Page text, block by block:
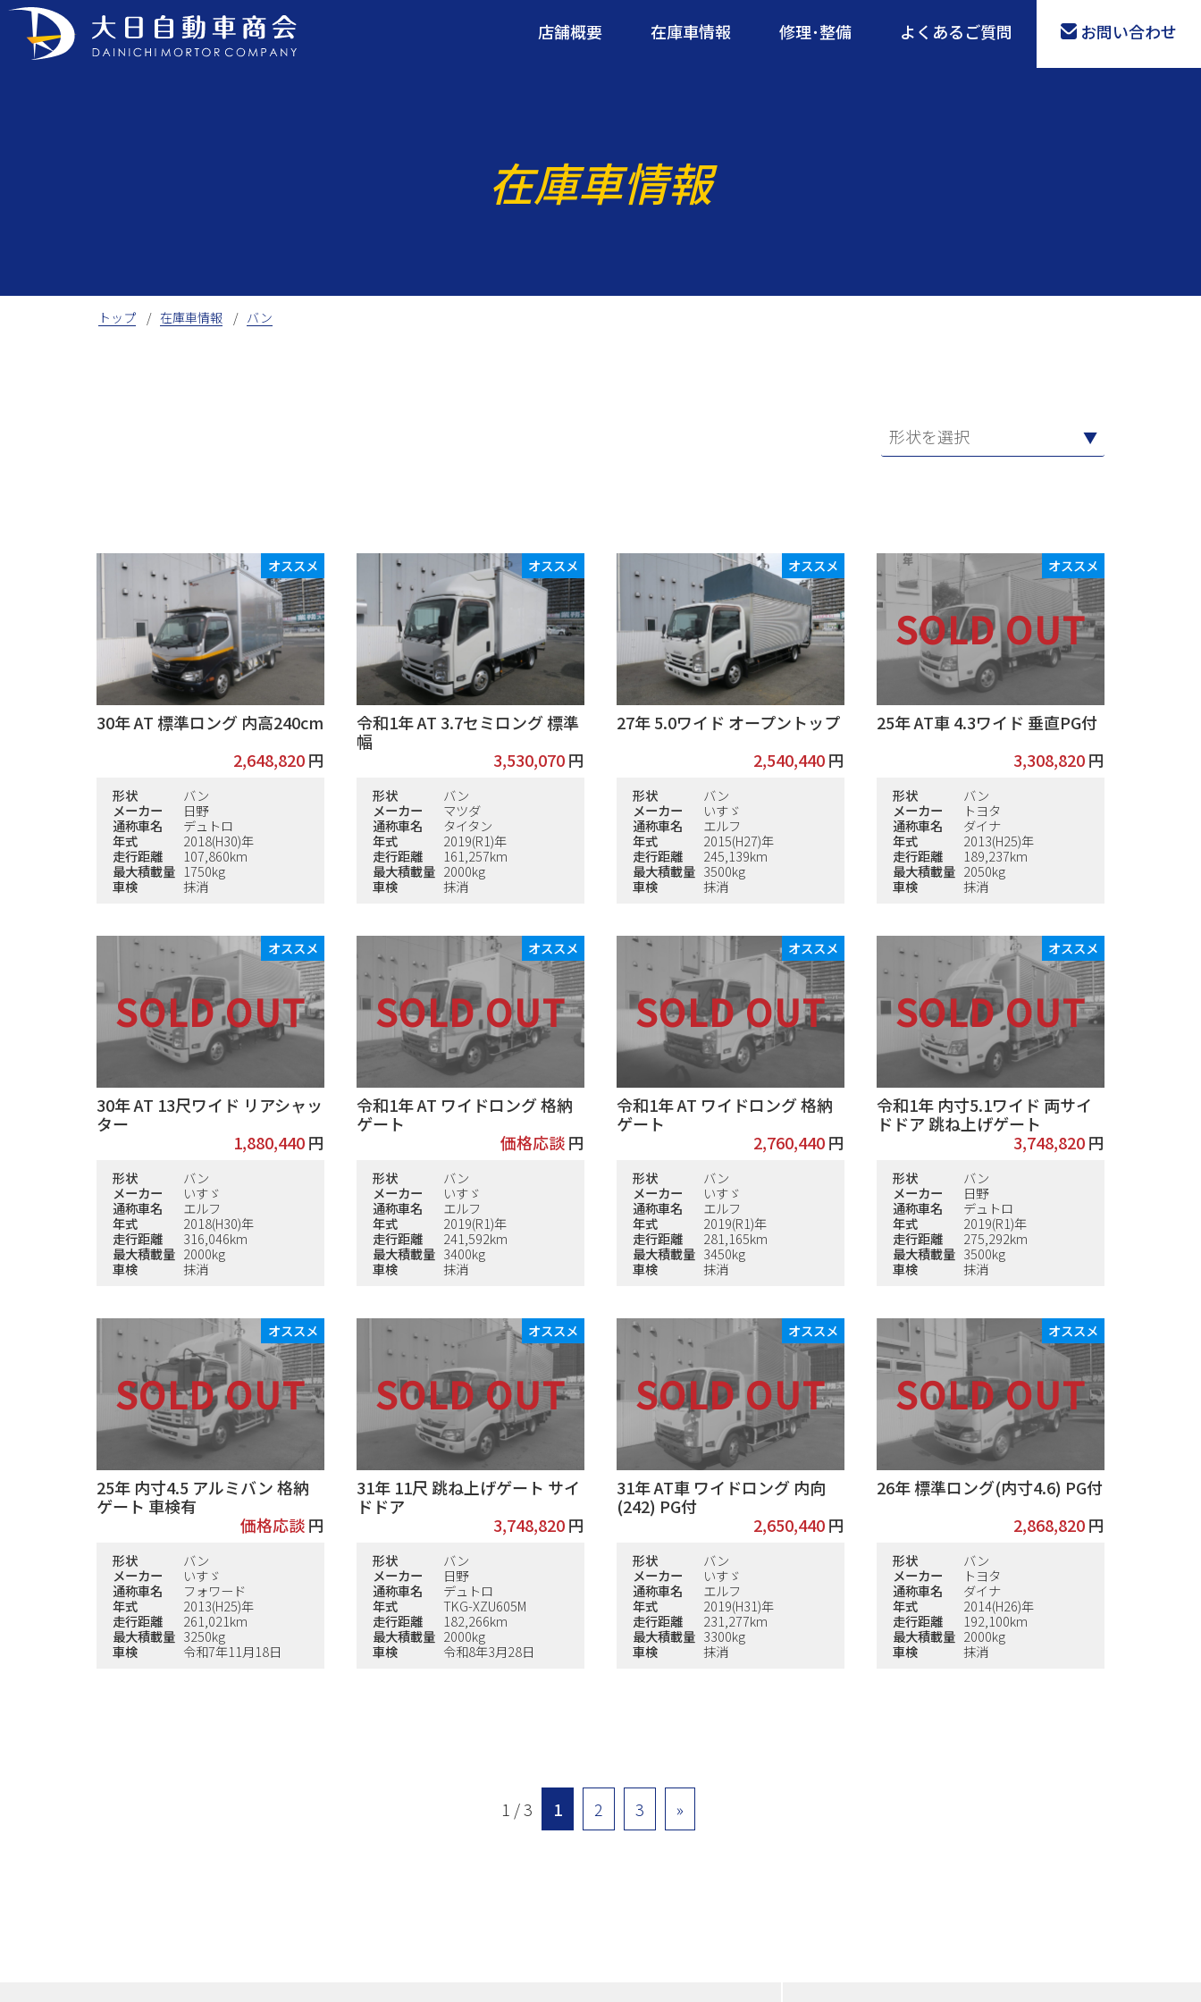
Skip
content
店舗概要 在庫車情報 修理･整備 よくあるご質問 お問い合わせ
在庫車情報
トップ 在庫車情報 バン
オススメ
30年 AT 標準ロング 内高240cm
2,648,820円
形状
バン
メーカー
日野
通称車名
デュトロ
年式
2018(H30)年
走行距離
107,860km
最大積載量 1750kg
車検
抹消
オススメ
令和1年 AT 3.7セミロング 標準
幅
3,530,070円
形状
バン
メーカー
マツダ
通称車名
タイタン
年式
2019(R1)年
走行距離
161,257km
最大積載量 2000kg
車検
抹消
オススメ
27年 5.0ワイド オープントップ
2,540,440円
形状
バン
メーカー
いすゞ
通称車名
エルフ
年式
2015(H27)年
走行距離
245,139km
最大積載量 3500kg
車検
抹消
オススメ
25年 AT車 4.3ワイド 垂直PG付
3,308,820円
形状
バン
メーカー
トヨタ
通称車名
ダイナ
年式
2013(H25)年
走行距離
189,237km
最大積載量 2050kg
車検
抹消
オススメ
30年 AT 13尺ワイド リアシャッ
ター
1,880,440円
形状
バン
メーカー
いすゞ
通称車名
エルフ
年式
2018(H30)年
走行距離
316,046km
最大積載量 2000kg
車検
抹消
オススメ
令和1年 AT ワイドロング 格納
ゲート
価格応談円
形状
バン
メーカー
いすゞ
通称車名
エルフ
年式
2019(R1)年
走行距離
241,592km
最大積載量 3400kg
車検
抹消
オススメ
令和1年 AT ワイドロング 格納
ゲート
2,760,440円
形状
バン
メーカー
いすゞ
通称車名
エルフ
年式
2019(R1)年
走行距離
281,165km
最大積載量 3450kg
車検
抹消
オススメ
令和1年 内寸5.1ワイド 両サイ
ドドア 跳ね上げゲート
3,748,820円
形状
バン
メーカー
日野
通称車名
デュトロ
年式
2019(R1)年
走行距離
275,292km
最大積載量 3500kg
車検
抹消
オススメ
25年 内寸4.5 アルミバン 格納
ゲート 車検有
価格応談円
形状
バン
メーカー
いすゞ
通称車名
フォワード
年式
2013(H25)年
走行距離
261,021km
最大積載量 3250kg
車検
令和7年11月18日
オススメ
31年 11尺 跳ね上げゲート サイ
ドドア
3,748,820円
形状
バン
メーカー
日野
通称車名
デュトロ
年式
TKG-XZU605M
走行距離
182,266km
最大積載量 2000kg
車検
令和8年3月28日
オススメ
31年 AT車 ワイドロング 内向
(242) PG付
2,650,440円
形状
バン
メーカー
いすゞ
通称車名
エルフ
年式
2019(H31)年
走行距離
231,277km
最大積載量 3300kg
車検
抹消
オススメ
26年 標準ロング(内寸4.6) PG付
2,868,820円
形状
バン
メーカー
トヨタ
通称車名
ダイナ
年式
2014(H26)年
走行距離
192,100km
最大積載量 2000kg
車検
抹消
1 / 3 1 2 3 »